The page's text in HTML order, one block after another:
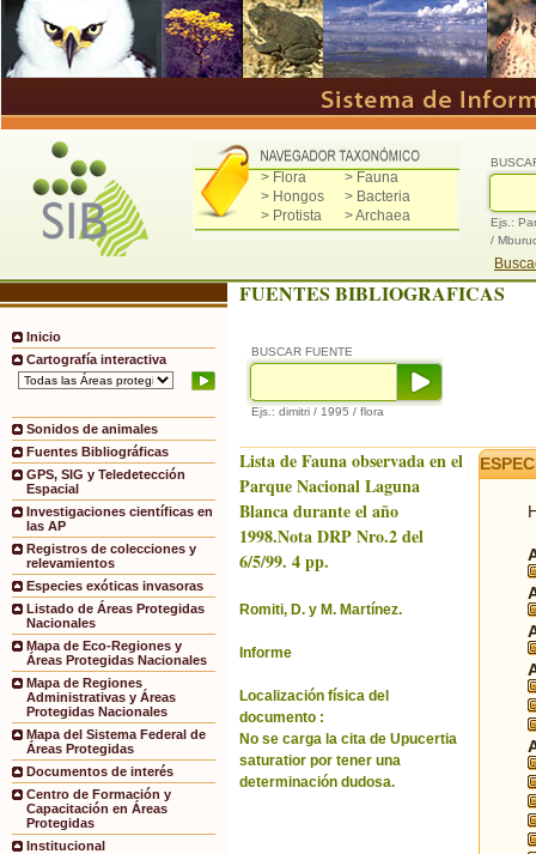
> Flora
> Fauna
> Hongos
> Bacteria
> Protista
> Archaea
Ejs.:
/
Inicio
Cartografía interactiva
Sonidos de animales
Fuentes Bibliográficas
GPS, SIG y Teledetección
Espacial
Investigaciones científicas en
las AP
Registros de colecciones y
relevamientos
Especies exóticas invasoras
Listado de Áreas Protegidas
Nacionales
Mapa de Eco-Regiones y
Áreas Protegidas Nacionales
Mapa de Regiones
Administrativas y Áreas
Protegidas Nacionales
Mapa del Sistema Federal de
Áreas Protegidas
Documentos de interés
Centro de Formación y
Capacitación en Áreas
Protegidas
Institucional
FUENTES BIBLIOGRAFICAS
BUSCAR FUENTE
Ejs.: dimitri / 1995 / flora
Lista de Fauna observada en el
Parque Nacional Laguna
Blanca durante el año
1998.Nota DRP Nro.2 del
6/5/99. 4 pp.
Romiti, D. y M. Martínez.
Informe
Localización física del
documento :
No se carga la cita de Upucertia
saturatior por tener una
determinación dudosa.